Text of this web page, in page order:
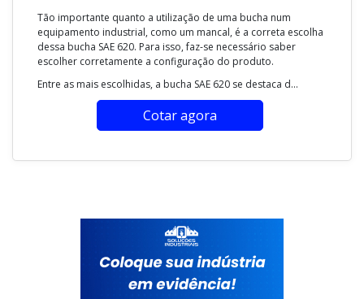
Tão importante quanto a utilização de uma bucha num
equipamento industrial, como um mancal, é a correta escolha
dessa bucha SAE 620. Para isso, faz-se necessário saber
escolher corretamente a configuração do produto.
Entre as mais escolhidas, a bucha SAE 620 se destaca d...
Cotar agora